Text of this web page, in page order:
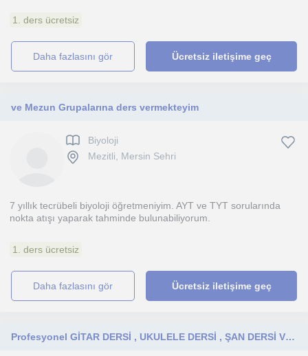
1. ders ücretsiz
daha fazlasını gör Ücretsiz iletişime geç
ve Mezun Grupalarına ders vermekteyim
Biyoloji
Mezitli, Mersin Sehri
7 yıllık tecrübeli biyoloji öğretmeniyim. AYT ve TYT sorularında
nokta atışı yaparak tahminde bulunabiliyorum.
1. ders ücretsiz
daha fazlasını gör Ücretsiz iletişime geç
Profesyonel GİTAR DERSİ , UKULELE DERSİ , ŞAN DERSİ VERİYORUM